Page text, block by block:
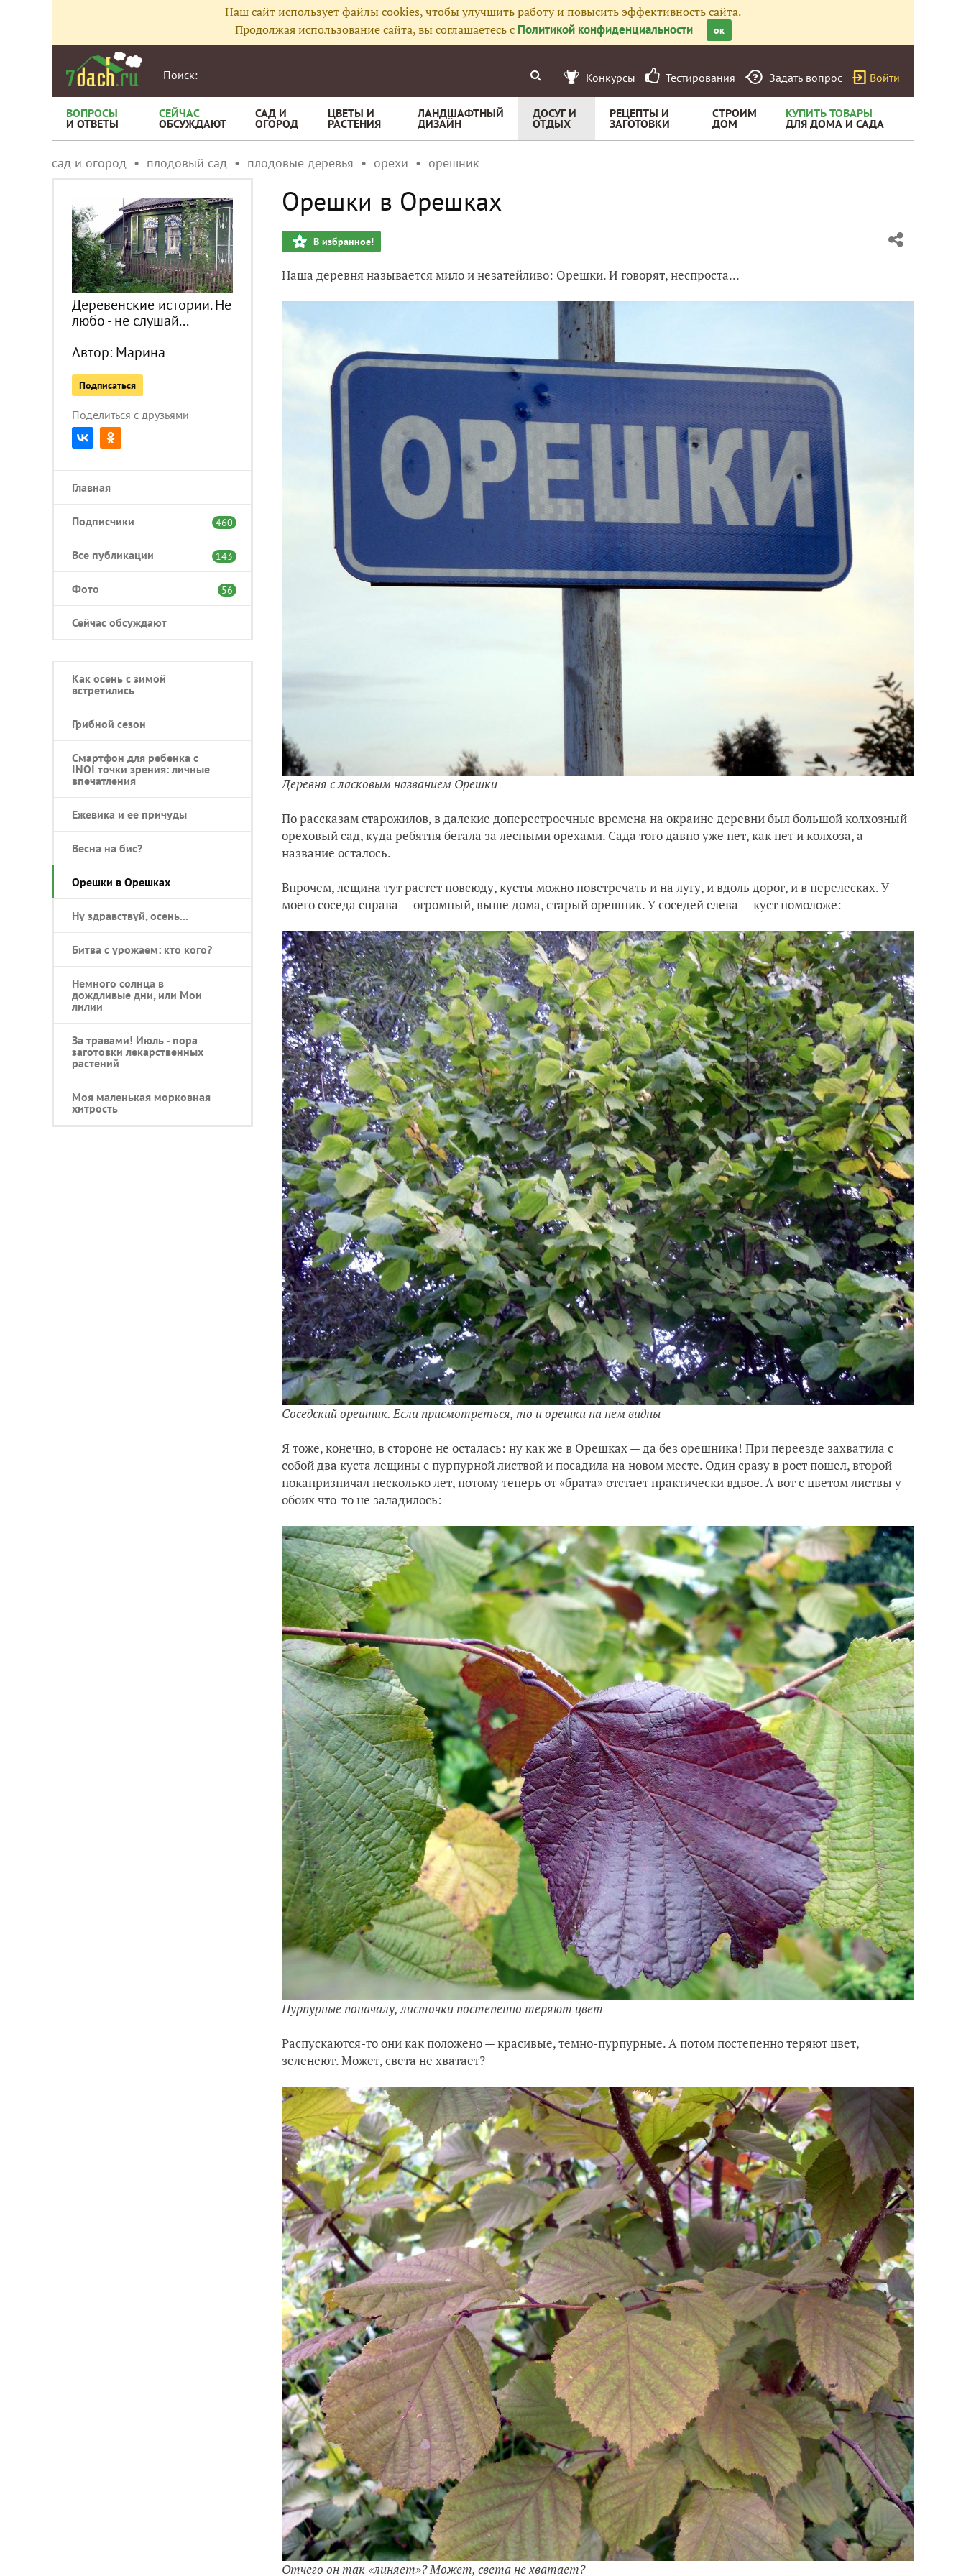
Наш сайт использует файлы cookies, чтобы улучшить работу и повысить эффективность сайта.
Продолжая использование сайта, вы соглашаетесь с Политикой конфиденциальности ок
Конкурсы Тестирования Задать вопрос Войти
ВОПРОСЫ
И ОТВЕТЫ
СЕЙЧАС
ОБСУЖДАЮТ
САД И
ОГОРОД
ЦВЕТЫ И
РАСТЕНИЯ
ЛАНДШАФТНЫЙ
ДИЗАЙН
ДОСУГ И
ОТДЫХ
РЕЦЕПТЫ И
ЗАГОТОВКИ
СТРОИМ
ДОМ
КУПИТЬ ТОВАРЫ
ДЛЯ ДОМА И САДА
сад и огород плодовый сад плодовые деревья орехи орешник
Деревенские истории. Не
любо - не слушай...
Автор: Марина
Подписаться
Поделиться с друзьями
Главная
Подписчики 460
Все публикации 143
Фото 56
Сейчас обсуждают
Как осень с зимой
встретились
Грибной сезон
Смартфон для ребенка с
INOI точки зрения: личные
впечатления
Ежевика и ее причуды
Весна на бис?
Орешки в Орешках
Ну здравствуй, осень...
Битва с урожаем: кто кого?
Немного солнца в
дождливые дни, или Мои
лилии
За травами! Июль - пора
заготовки лекарственных
растений
Моя маленькая морковная
хитрость
Орешки в Орешках
В избранное!
Наша деревня называется мило и незатейливо: Орешки. И говорят, неспроста...
Деревня с ласковым названием Орешки
По рассказам старожилов, в далекие доперестроечные времена на окраине деревни был большой колхозный
ореховый сад, куда ребятня бегала за лесными орехами. Сада того давно уже нет, как нет и колхоза, а
название осталось.
Впрочем, лещина тут растет повсюду, кусты можно повстречать и на лугу, и вдоль дорог, и в перелесках. У
моего соседа справа — огромный, выше дома, старый орешник. У соседей слева — куст помоложе:
Соседский орешник. Если присмотреться, то и орешки на нем видны
Я тоже, конечно, в стороне не осталась: ну как же в Орешках — да без орешника! При переезде захватила с
собой два куста лещины с пурпурной листвой и посадила на новом месте. Один сразу в рост пошел, второй
покапризничал несколько лет, потому теперь от «брата» отстает практически вдвое. А вот с цветом листвы у
обоих что-то не заладилось:
Пурпурные поначалу, листочки постепенно теряют цвет
Распускаются-то они как положено — красивые, темно-пурпурные. А потом постепенно теряют цвет,
зеленеют. Может, света не хватает?
Отчего он так «линяет»? Может, света не хватает?